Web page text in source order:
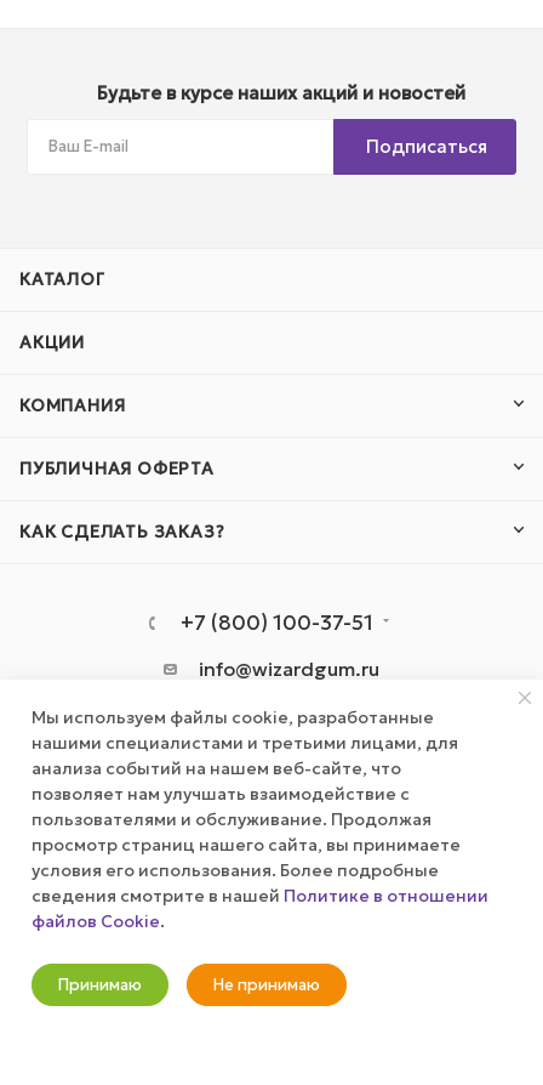
Будьте в курсе наших акций и новостей
Подписаться
КАТАЛОГ
АКЦИИ
КОМПАНИЯ
ПУБЛИЧНАЯ ОФЕРТА
КАК СДЕЛАТЬ ЗАКАЗ?
+7 (800) 100-37-51
info@wizardgum.ru
метро "Водный стадион" 5 минут
пешком 125493, г. Москва, ул.
Авангардная, д. 3, 4 этаж, офис
1408. Бизнес-Центр "Сатурн"
Мы используем файлы cookie, разработанные
нашими специалистами и третьими лицами, для
анализа событий на нашем веб-сайте, что
позволяет нам улучшать взаимодействие с
пользователями и обслуживание. Продолжая
просмотр страниц нашего сайта, вы принимаете
условия его использования. Более подробные
сведения смотрите в нашей Политике в отношении
файлов Cookie.
Принимаю Не принимаю